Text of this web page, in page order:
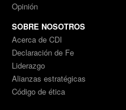
Opinión
SOBRE NOSOTROS
Acerca de CDI
Declaración de Fe
Liderazgo
Alianzas estratégicas
Código de ética